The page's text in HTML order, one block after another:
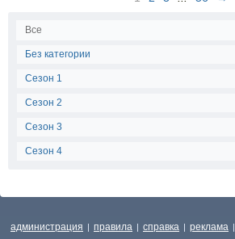
Все
Без категории
Сезон 1
Сезон 2
Сезон 3
Сезон 4
администрация | правила | справка | реклама |